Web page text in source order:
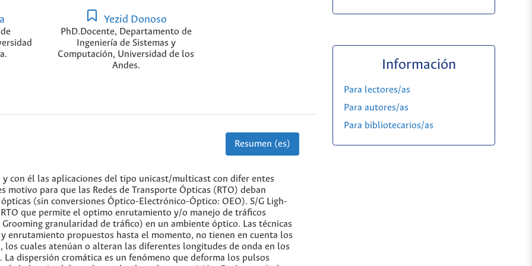
Yezid Donoso
PhD.Docente, Departamento de
Ingeniería de Sistemas y
Computación, Universidad de los
Andes.
Resumen (es)
con él las aplicaciones del tipo unicast/multicast con difer entes
motivo para que las Redes de Transporte Ópticas (RTO) deban
(sin conversiones Óptico-Electrónico-Óptico: OEO). S/G Ligh-
que permite el optimo enrutamiento y/o manejo de tráficos
granularidad de tráfico) en un ambiente óptico. Las técnicas
enrutamiento propuestos hasta el momento, no tienen en cuenta los
cuales atenúan o alteran las diferentes longitudes de onda en los
dispersión cromática es un fenómeno que deforma los pulsos
Información
Para lectores/as
Para autores/as
Para bibliotecarios/as